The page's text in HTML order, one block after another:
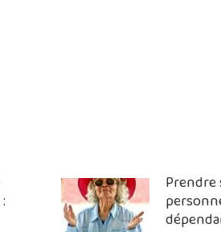
Prendre